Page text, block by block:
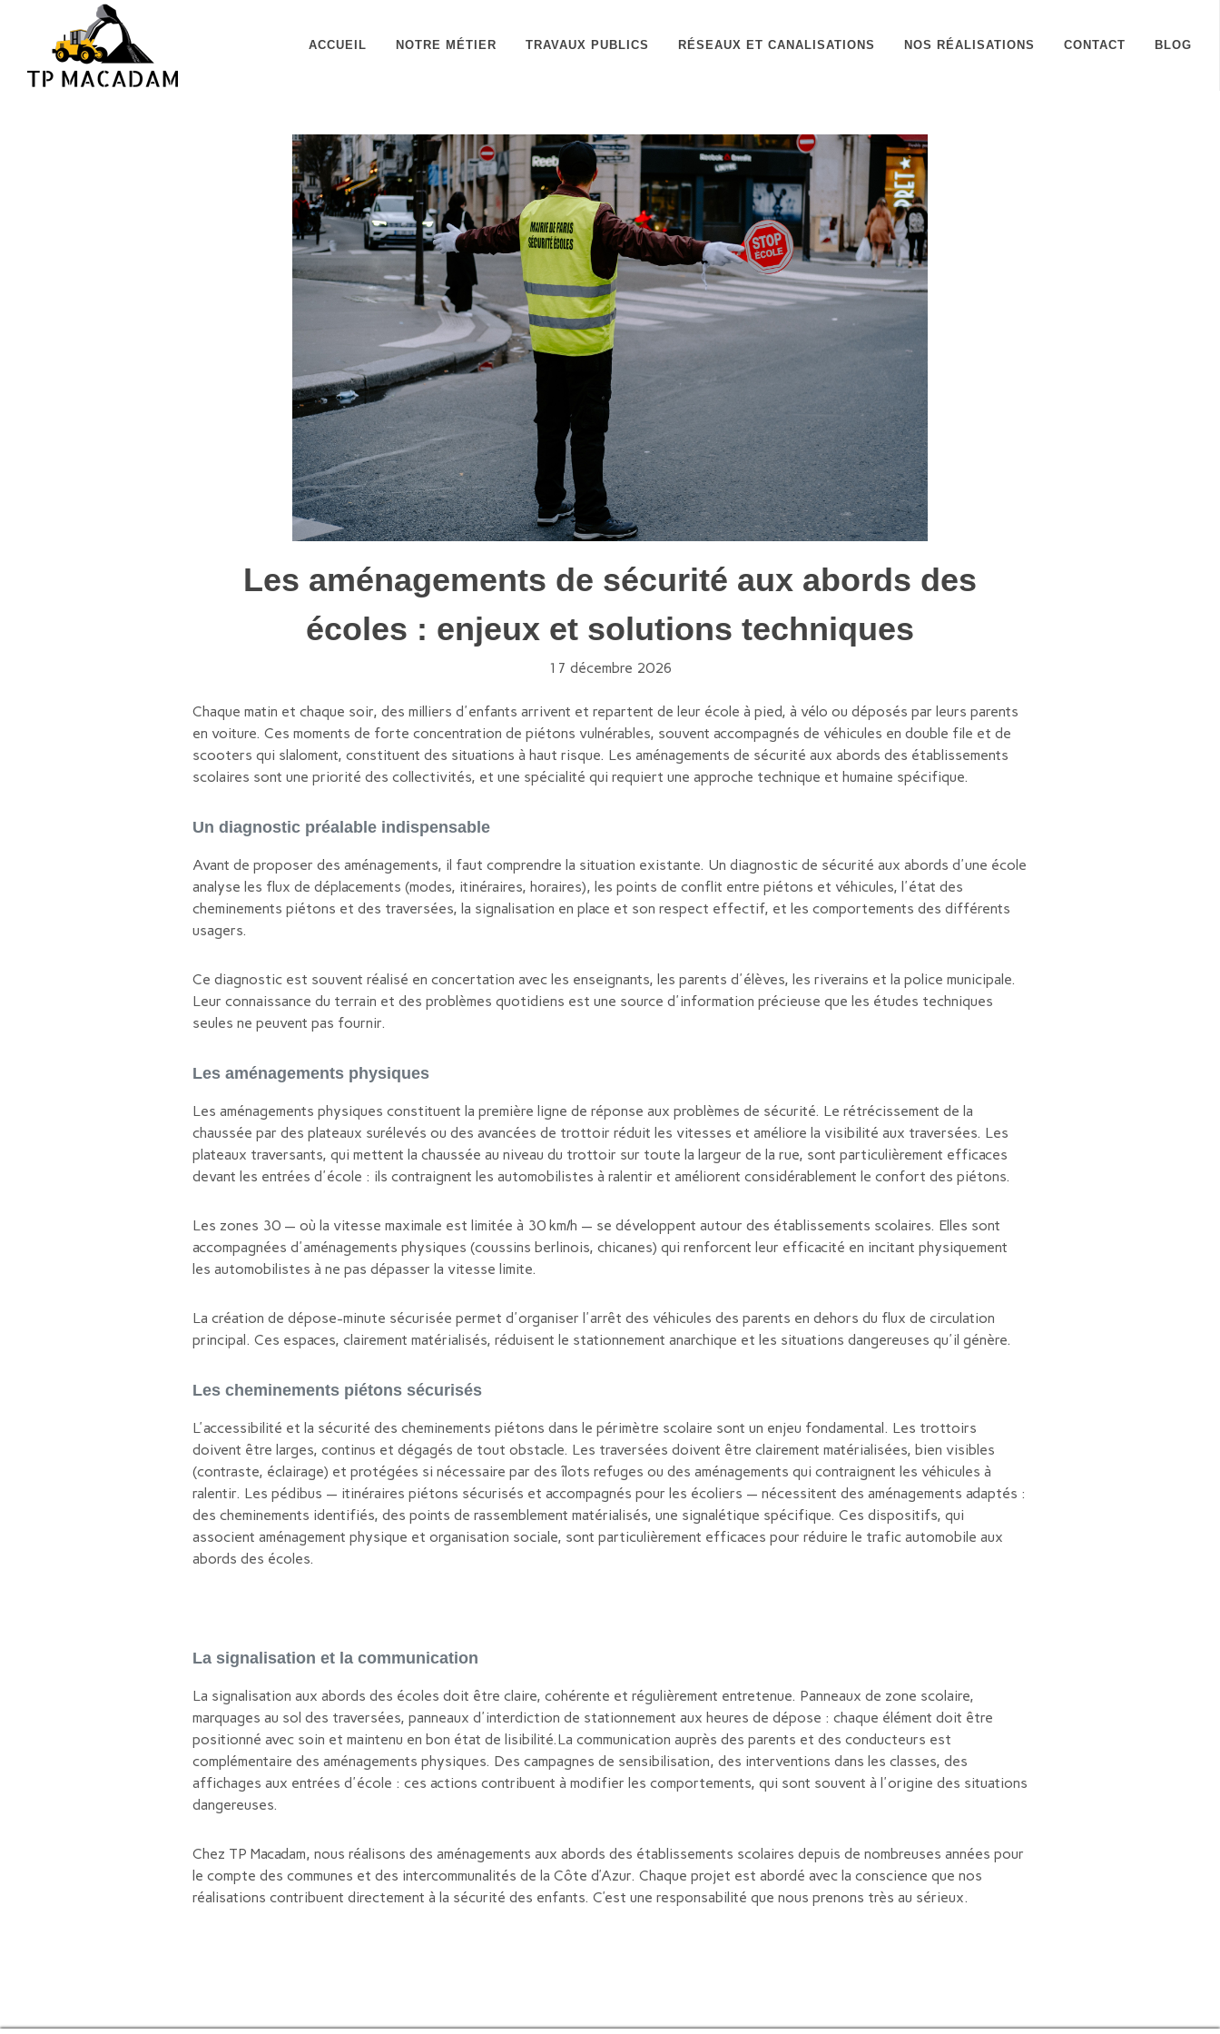
ACCUEIL NOTRE MÉTIER TRAVAUX PUBLICS RÉSEAUX ET CANALISATIONS NOS RÉALISATIONS CONTACT BLOG
Les aménagements de sécurité aux abords des
écoles : enjeux et solutions techniques
17 décembre 2026
Chaque matin et chaque soir, des milliers d'enfants arrivent et repartent de leur école à pied, à vélo ou déposés par leurs parents
en voiture. Ces moments de forte concentration de piétons vulnérables, souvent accompagnés de véhicules en double file et de
scooters qui slaloment, constituent des situations à haut risque. Les aménagements de sécurité aux abords des établissements
scolaires sont une priorité des collectivités, et une spécialité qui requiert une approche technique et humaine spécifique.
Un diagnostic préalable indispensable
Avant de proposer des aménagements, il faut comprendre la situation existante. Un diagnostic de sécurité aux abords d'une école
analyse les flux de déplacements (modes, itinéraires, horaires), les points de conflit entre piétons et véhicules, l'état des
cheminements piétons et des traversées, la signalisation en place et son respect effectif, et les comportements des différents
usagers.
Ce diagnostic est souvent réalisé en concertation avec les enseignants, les parents d'élèves, les riverains et la police municipale.
Leur connaissance du terrain et des problèmes quotidiens est une source d'information précieuse que les études techniques
seules ne peuvent pas fournir.
Les aménagements physiques
Les aménagements physiques constituent la première ligne de réponse aux problèmes de sécurité. Le rétrécissement de la
chaussée par des plateaux surélevés ou des avancées de trottoir réduit les vitesses et améliore la visibilité aux traversées. Les
plateaux traversants, qui mettent la chaussée au niveau du trottoir sur toute la largeur de la rue, sont particulièrement efficaces
devant les entrées d'école : ils contraignent les automobilistes à ralentir et améliorent considérablement le confort des piétons.
Les zones 30 — où la vitesse maximale est limitée à 30 km/h — se développent autour des établissements scolaires. Elles sont
accompagnées d'aménagements physiques (coussins berlinois, chicanes) qui renforcent leur efficacité en incitant physiquement
les automobilistes à ne pas dépasser la vitesse limite.
La création de dépose-minute sécurisée permet d'organiser l'arrêt des véhicules des parents en dehors du flux de circulation
principal. Ces espaces, clairement matérialisés, réduisent le stationnement anarchique et les situations dangereuses qu'il génère.
Les cheminements piétons sécurisés
L'accessibilité et la sécurité des cheminements piétons dans le périmètre scolaire sont un enjeu fondamental. Les trottoirs
doivent être larges, continus et dégagés de tout obstacle. Les traversées doivent être clairement matérialisées, bien visibles
(contraste, éclairage) et protégées si nécessaire par des îlots refuges ou des aménagements qui contraignent les véhicules à
ralentir. Les pédibus — itinéraires piétons sécurisés et accompagnés pour les écoliers — nécessitent des aménagements adaptés :
des cheminements identifiés, des points de rassemblement matérialisés, une signalétique spécifique. Ces dispositifs, qui
associent aménagement physique et organisation sociale, sont particulièrement efficaces pour réduire le trafic automobile aux
abords des écoles.
La signalisation et la communication
La signalisation aux abords des écoles doit être claire, cohérente et régulièrement entretenue. Panneaux de zone scolaire,
marquages au sol des traversées, panneaux d'interdiction de stationnement aux heures de dépose : chaque élément doit être
positionné avec soin et maintenu en bon état de lisibilité.La communication auprès des parents et des conducteurs est
complémentaire des aménagements physiques. Des campagnes de sensibilisation, des interventions dans les classes, des
affichages aux entrées d'école : ces actions contribuent à modifier les comportements, qui sont souvent à l'origine des situations
dangereuses.
Chez TP Macadam, nous réalisons des aménagements aux abords des établissements scolaires depuis de nombreuses années pour
le compte des communes et des intercommunalités de la Côte d’Azur. Chaque projet est abordé avec la conscience que nos
réalisations contribuent directement à la sécurité des enfants. C’est une responsabilité que nous prenons très au sérieux.
Panneau de gestion des cookies